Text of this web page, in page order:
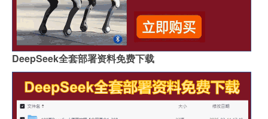
DeepSeek全套部署资料免费下载